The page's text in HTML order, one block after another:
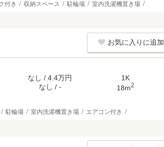
付き 収納スペース 駐輪場 室内洗濯機置き場
お気に入りに追加
なし / 4.4万円
なし / -
1K
18m2
駐輪場 室内洗濯機置き場 エアコン付き